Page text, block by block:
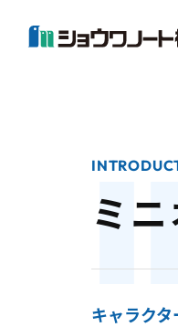
ミ
キャラク